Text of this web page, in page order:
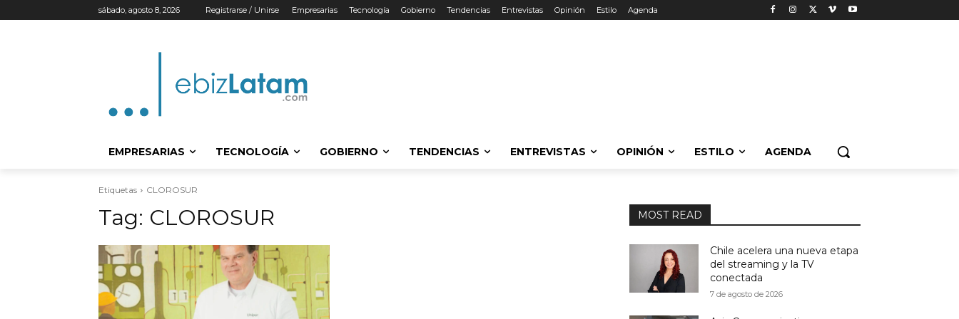
sábado, agosto 8, 2026 Registrarse / Unirse Empresarias Tecnología Gobierno Tendencias Entrevistas Opinión Estilo Agenda
EMPRESARIAS TECNOLOGÍA GOBIERNO TENDENCIAS ENTREVISTAS OPINIÓN ESTILO AGENDA
Etiquetas CLOROSUR
Tag: CLOROSUR MOST READ
Chile acelera una nueva etapa
del streaming y la TV
conectada
7 de agosto de 2026